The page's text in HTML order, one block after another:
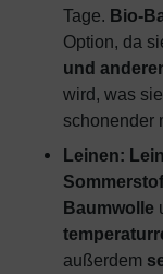
Tage. Bio-
Option, da
und
wird, was
schonender
Leinen:
Baumwolle
außerdem